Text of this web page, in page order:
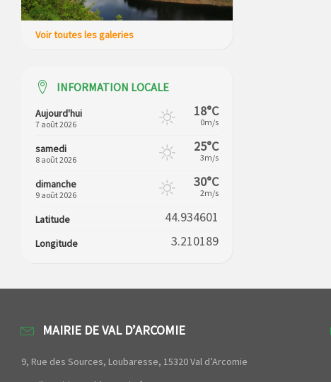
Voir toutes les galeries
INFORMATION LOCALE
Aujourd'hui
7 août 2026
18°C
0m/s
samedi
8 août 2026
25°C
3m/s
dimanche
9 août 2026
30°C
2m/s
Latitude 44.934601
Longitude 3.210189
MAIRIE DE VAL D’ARCOMIE
9, Rue des Sources, Loubaresse, 15320 Val d’Arcomie